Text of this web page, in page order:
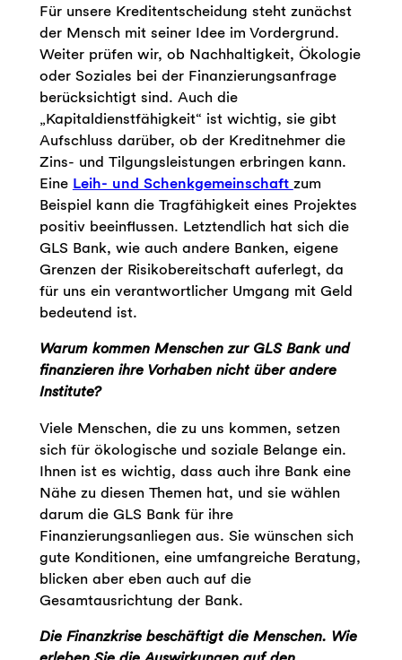
Für unsere Kreditentscheidung steht zunächst
der Mensch mit seiner Idee im Vordergrund.
Weiter prüfen wir, ob Nachhaltigkeit, Ökologie
oder Soziales bei der Finanzierungsanfrage
berücksichtigt sind. Auch die
„Kapitaldienstfähigkeit“ ist wichtig, sie gibt
Aufschluss darüber, ob der Kreditnehmer die
Zins- und Tilgungsleistungen erbringen kann.
Eine Leih- und Schenkgemeinschaft zum
Beispiel kann die Tragfähigkeit eines Projektes
positiv beeinflussen. Letztendlich hat sich die
GLS Bank, wie auch andere Banken, eigene
Grenzen der Risikobereitschaft auferlegt, da
für uns ein verantwortlicher Umgang mit Geld
bedeutend ist.
Warum kommen Menschen zur GLS Bank und
finanzieren ihre Vorhaben nicht über andere
Institute?
Viele Menschen, die zu uns kommen, setzen
sich für ökologische und soziale Belange ein.
Ihnen ist es wichtig, dass auch ihre Bank eine
Nähe zu diesen Themen hat, und sie wählen
darum die GLS Bank für ihre
Finanzierungsanliegen aus. Sie wünschen sich
gute Konditionen, eine umfangreiche Beratung,
blicken aber eben auch auf die
Gesamtausrichtung der Bank.
Die Finanzkrise beschäftigt die Menschen. Wie